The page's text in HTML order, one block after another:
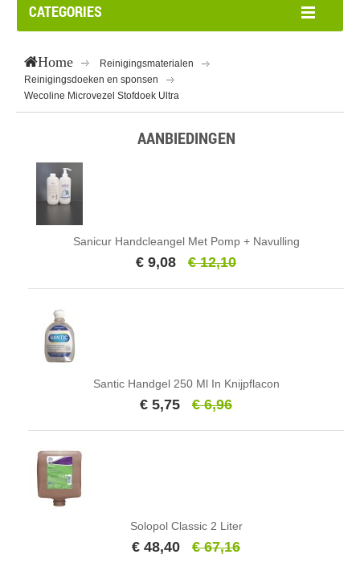
CATEGORIES
Home
Reinigingsmaterialen
Reinigingsdoeken en sponsen
Wecoline Microvezel Stofdoek Ultra
AANBIEDINGEN
Sanicur Handcleangel Met Pomp + Navulling
€ 9,08 € 12,10
Santic Handgel 250 Ml In Knijpflacon
€ 5,75 € 6,96
Solopol Classic 2 Liter
€ 48,40 € 67,16